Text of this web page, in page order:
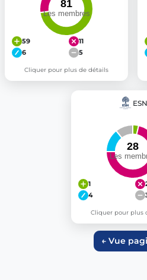
59
11
6
5
Cliquer pour plus de détails
ESN
1
4
Cliquer pour plus
← Vue